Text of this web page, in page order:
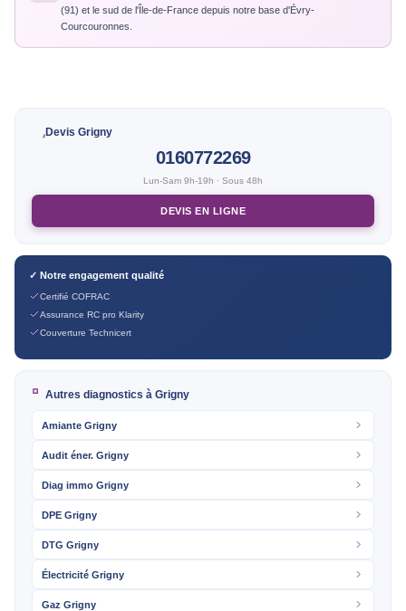
(91) et le sud de l'Île-de-France depuis notre base d'Évry-
Courcouronnes.
Devis Grigny
0160772269
Lun-Sam 9h-19h · Sous 48h
DEVIS EN LIGNE
✓ Notre engagement qualité
Certifié COFRAC
Assurance RC pro Klarity
Couverture Technicert
Autres diagnostics à Grigny
Amiante Grigny
Audit éner. Grigny
Diag immo Grigny
DPE Grigny
DTG Grigny
Électricité Grigny
Gaz Grigny